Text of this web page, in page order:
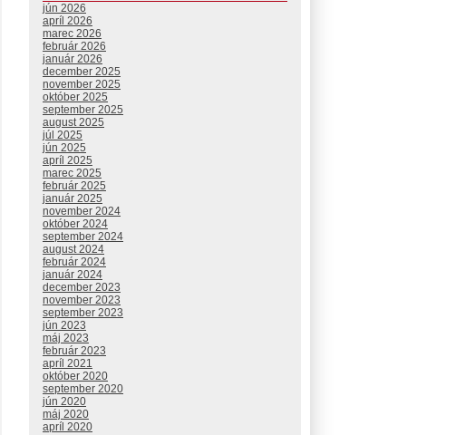
jún 2026
apríl 2026
marec 2026
február 2026
január 2026
december 2025
november 2025
október 2025
september 2025
august 2025
júl 2025
jún 2025
apríl 2025
marec 2025
február 2025
január 2025
november 2024
október 2024
september 2024
august 2024
február 2024
január 2024
december 2023
november 2023
september 2023
jún 2023
máj 2023
február 2023
apríl 2021
október 2020
september 2020
jún 2020
máj 2020
apríl 2020